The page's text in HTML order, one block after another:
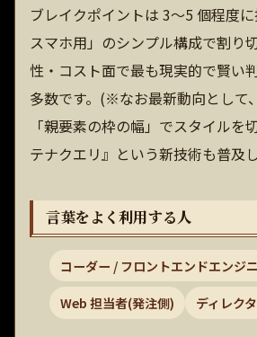
ブレイクポイントは 3〜5 個程度
スマホ用」のシンプル構成で割り
性・コスト面で最も現実的で賢い
多数です。(※なお最新動向として
「親要素の枠の幅」でスタイルを
テナクエリ』という新技術も普及
言葉をよく利用する人
コーダー / フロントエンドエンジ
Web 担当者(発注側) ディレク